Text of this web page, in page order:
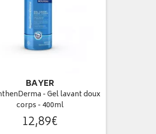
BAYER
- Gel lavant doux
corps - 400ml
12,89€